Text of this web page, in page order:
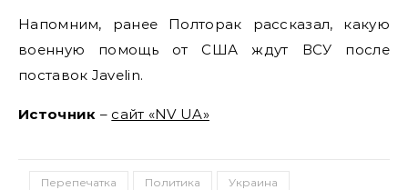
Напомним, ранее Полторак рассказал, какую
военную помощь от США ждут ВСУ после
поставок Javelin.
Источник – сайт «NV UA»
Перепечатка Политика Украина